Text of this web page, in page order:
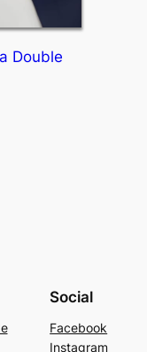
Double
Social
Facebook
Instagram